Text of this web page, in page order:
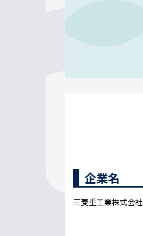
企業名
三菱重工業株式会社